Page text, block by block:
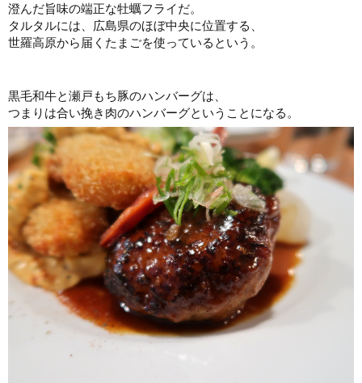
澄んだ旨味の端正な牡蠣フライだ。
タルタルには、広島県のほぼ中央に位置する、
世羅高原から届くたまごを使っているという。
黒毛和牛と瀬戸もち豚のハンバーグは、
つまりは合い挽き肉のハンバーグということになる。